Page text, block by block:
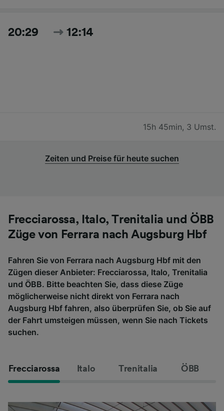
20:29 12:14
15h 45min, 3 Umst.
Zeiten und Preise für heute suchen
Frecciarossa, Italo, Trenitalia und ÖBB
Züge von Ferrara nach Augsburg Hbf
Fahren Sie von Ferrara nach Augsburg Hbf mit den
Zügen dieser Anbieter: Frecciarossa, Italo, Trenitalia
und ÖBB. Bitte beachten Sie, dass diese Züge
möglicherweise nicht direkt von Ferrara nach
Augsburg Hbf fahren, also überprüfen Sie, ob Sie auf
der Fahrt umsteigen müssen, wenn Sie nach Tickets
suchen.
Frecciarossa Italo Trenitalia ÖBB